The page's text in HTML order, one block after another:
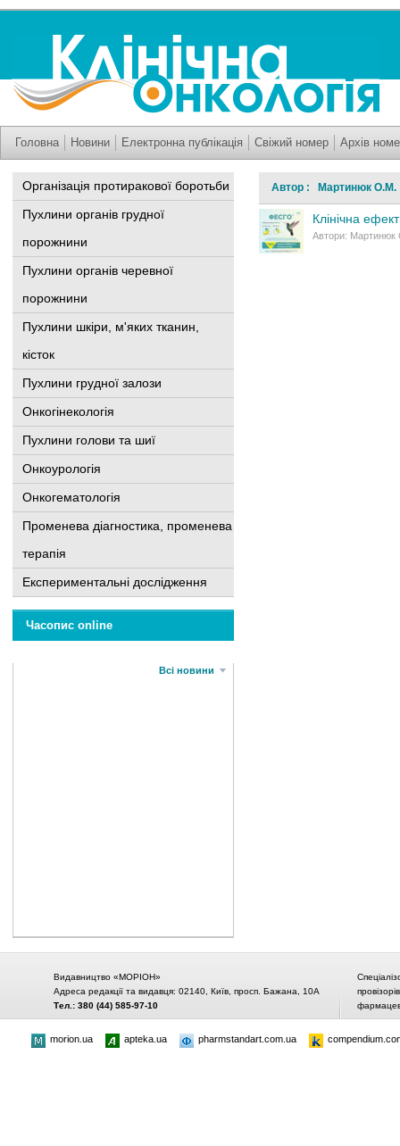
Головна Новини Електронна публікація Свіжий номер Архів
Організація протиракової боротьби
Пухлини органів грудної
порожнини
Пухлини органів черевної
порожнини
Пухлини шкіри, м'яких тканин,
кісток
Пухлини грудної залози
Онкогінекологія
Пухлини голови та шиї
Онкоурологія
Онкогематологія
Променева діагностика, променева
терапія
Експериментальні дослідження
Часопис online
Всі новини
Автор : Мартинюк О.М.
Клінічна
Автори: Мартинюк
Видавництво «МОРІОН»
Адреса редакції та видавця: 02140, Київ, просп. Бажана, 10А
Тел.: 380 (44) 585-97-10
morion.ua apteka.ua pharmstandart.com.ua